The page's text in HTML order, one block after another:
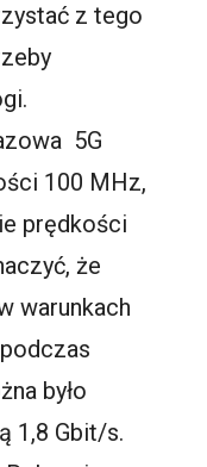
z tego
5G
100 MHz,
prędkości
że
warunkach
było
1,8 Gbit/s.